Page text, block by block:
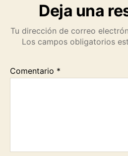
Deja una
Tu dirección de correo
Los campos obligatorios
Comentario *